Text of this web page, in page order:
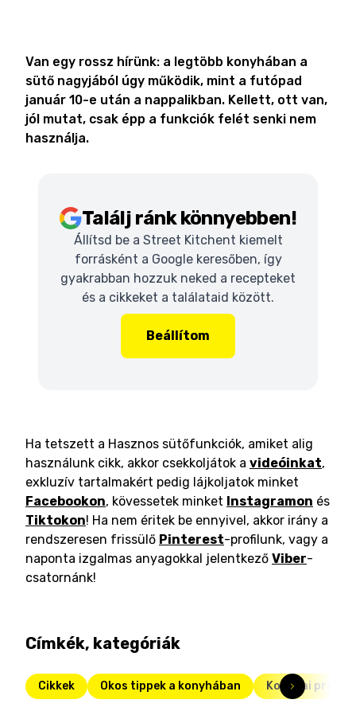
Van egy rossz hírünk: a legtöbb konyhában a
sütő nagyjából úgy működik, mint a futópad
január 10-e után a nappalikban. Kellett, ott van,
jól mutat, csak épp a funkciók felét senki nem
használja.
Találj ránk könnyebben!
Állítsd be a Street Kitchent kiemelt
forrásként a Google keresőben, így
gyakrabban hozzuk neked a recepteket
és a cikkeket a találataid között.
Beállítom
Ha tetszett a Hasznos sütőfunkciók, amiket alig
használunk cikk, akkor csekkoljátok a videóinkat,
exkluzív tartalmakért pedig lájkoljatok minket
Facebookon, kövessetek minket Instagramon és
Tiktokon! Ha nem éritek be ennyivel, akkor irány a
rendszeresen frissülő Pinterest-profilunk, vagy a
naponta izgalmas anyagokkal jelentkező Viber-
csatornánk!
Címkék, kategóriák
Cikkek Okos tippek a konyhában Konyhai